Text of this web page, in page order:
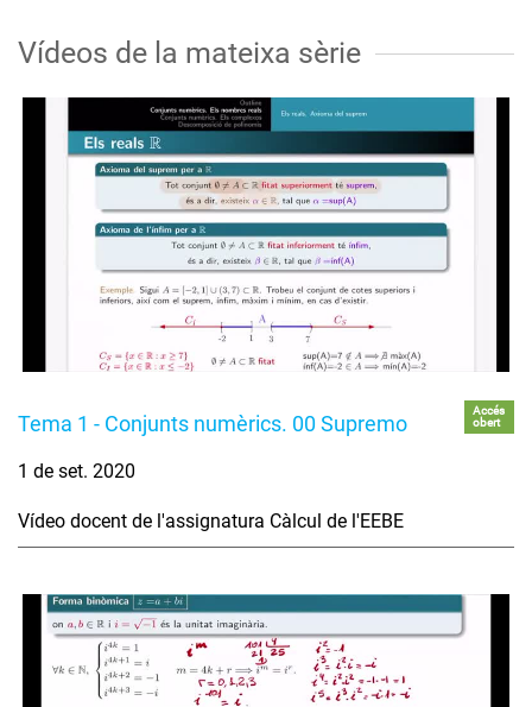
Vídeos de la mateixa sèrie
Tema 1 - Conjunts numèrics. 00 Supremo
Accés
obert
1 de set. 2020
Vídeo docent de l'assignatura Càlcul de l'EEBE